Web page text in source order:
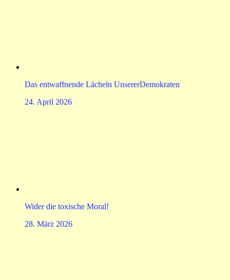
Das entwaffnende Lächeln UnsererDemokraten
24. April 2026
Wider die toxische Moral!
28. März 2026